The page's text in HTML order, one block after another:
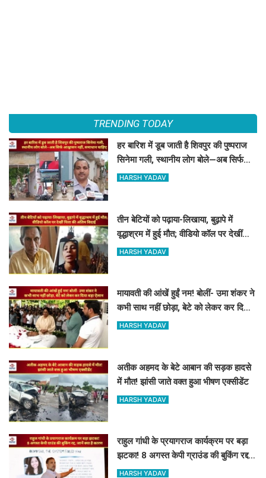
TRENDING TODAY
हर बारिश में डूब जाती है शिवपुर की पुष्पराज
सिनेमा गली, स्थानीय लोग बोले—अब सिर्फ
आश्वासन नहीं, समाधान चाहिए
HARSH YADAV
तीन बेटियों को पढ़ाया-लिखाया, बुढ़ापे में
वृद्धाश्रम में हुई मौत; वीडियो कॉल पर देखीं
पिता की अंतिम विदाई
HARSH YADAV
मायावती की आंखें हुईं नम! बोलीं- उमा शंकर ने
कभी साथ नहीं छोड़ा, बेटे को लेकर कर दिया
बड़ा ऐलान
HARSH YADAV
अतीक अहमद के बेटे आबान की सड़क हादसे
में मौत! झांसी जाते वक्त हुआ भीषण एक्सीडेंट
HARSH YADAV
राहुल गांधी के प्रयागराज कार्यक्रम पर बड़ा
झटका! 8 अगस्त केपी ग्राउंड की बुकिंग रद्द,
जानें क्या है कारण
HARSH YADAV